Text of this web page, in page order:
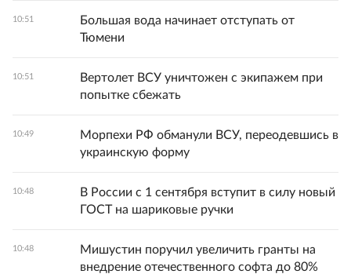
10:51
Большая вода начинает отступать от
Тюмени
10:51
Вертолет ВСУ уничтожен с экипажем при
попытке сбежать
10:49
Морпехи РФ обманули ВСУ, переодевшись в
украинскую форму
10:48
В России с 1 сентября вступит в силу новый
ГОСТ на шариковые ручки
10:48
Мишустин поручил увеличить гранты на
внедрение отечественного софта до 80%